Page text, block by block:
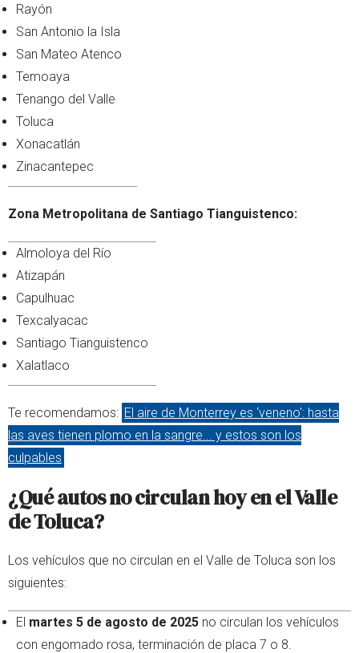
Rayón
San Antonio la Isla
San Mateo Atenco
Temoaya
Tenango del Valle
Toluca
Xonacatlán
Zinacantepec
Zona Metropolitana de Santiago Tianguistenco:
Almoloya del Río
Atizapán
Capulhuac
Texcalyacac
Santiago Tianguistenco
Xalatlaco
Te recomendamos: El aire de Monterrey es ‘veneno': hasta
las aves tienen plomo en la sangre... y estos son los
culpables
¿Qué autos no circulan hoy en el Valle
de Toluca?
Los vehículos que no circulan en el Valle de Toluca son los
siguientes:
El martes 5 de agosto de 2025 no circulan los vehículos
con engomado rosa, terminación de placa 7 o 8.